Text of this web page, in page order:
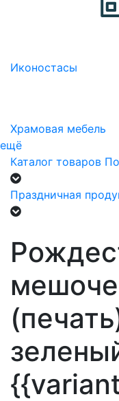
Иконостасы
Храмовая мебель
ещё
Каталог товаров
Праздничная